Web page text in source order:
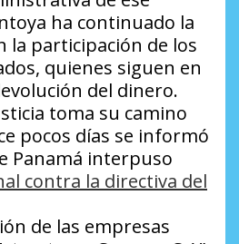
ha continuado la
la participación de los
quienes siguen en
del dinero.
toma su camino
pocos días se informó
Panamá interpuso
contra la directiva del
de las empresas